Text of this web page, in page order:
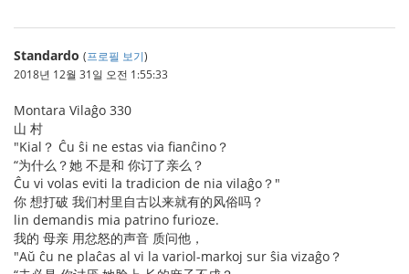
Standardo (프로필 보기)
2018년 12월 31일 오전 1:55:33
Montara Vilaĝo 330
山 村
"Kial？ Ĉu ŝi ne estas via fianĉino？
“为什么？她 不是和 你订了亲么？
Ĉu vi volas eviti la tradicion de nia vilaĝo？"
你 想打破 我们村里自古以来就有的风俗吗？
lin demandis mia patrino furioze.
我的 母亲 用忿怒的声音 质问他，
"Aŭ ĉu ne plaĉas al vi la variol-markoj sur ŝia vizaĝo？